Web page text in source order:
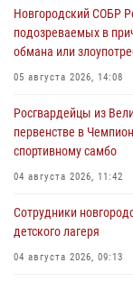
Новгородский СОБР
подозреваемых в
обмана или
05 августа 2026, 14:08
Росгвардейцы из
первенстве в
спортивному самбо
04 августа 2026, 11:42
Сотрудники
детского лагеря
04 августа 2026, 09:13